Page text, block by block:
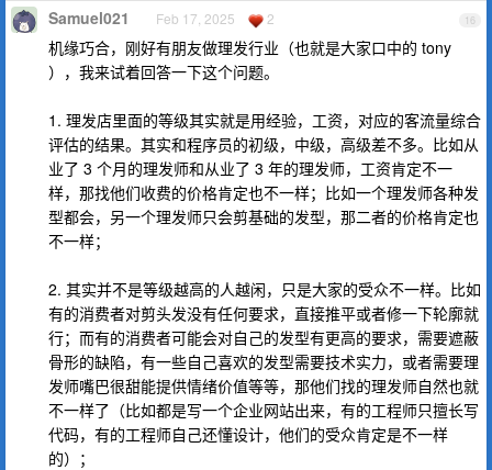
16
Samuel021 Feb 17, 2025 2
机缘巧合，刚好有朋友做理发行业（也就是大家口中的 tony
），我来试着回答一下这个问题。
1. 理发店里面的等级其实就是用经验，工资，对应的客流量综合
评估的结果。其实和程序员的初级，中级，高级差不多。比如从
业了 3 个月的理发师和从业了 3 年的理发师，工资肯定不一
样，那找他们收费的价格肯定也不一样；比如一个理发师各种发
型都会，另一个理发师只会剪基础的发型，那二者的价格肯定也
不一样；
2. 其实并不是等级越高的人越闲，只是大家的受众不一样。比如
有的消费者对剪头发没有任何要求，直接推平或者修一下轮廓就
行；而有的消费者可能会对自己的发型有更高的要求，需要遮蔽
骨形的缺陷，有一些自己喜欢的发型需要技术实力，或者需要理
发师嘴巴很甜能提供情绪价值等等，那他们找的理发师自然也就
不一样了（比如都是写一个企业网站出来，有的工程师只擅长写
代码，有的工程师自己还懂设计，他们的受众肯定是不一样
的）；